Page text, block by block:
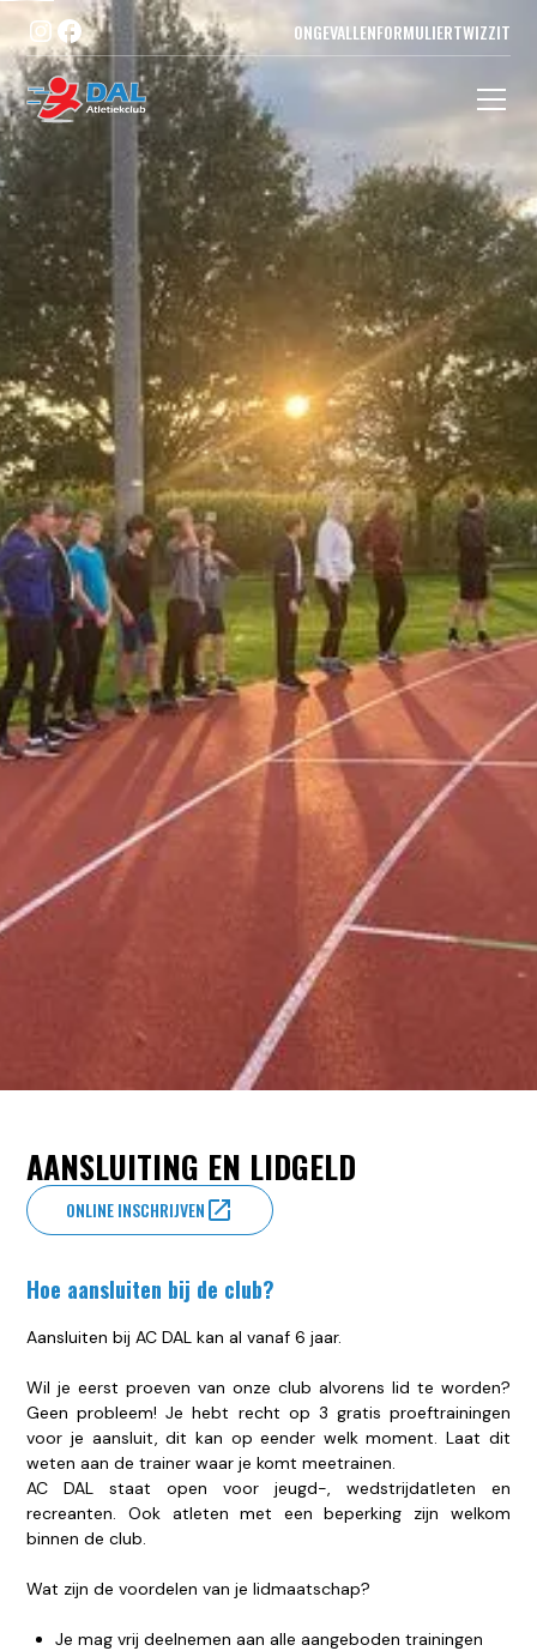
ONGEVALLENFORMULIERTWIZZIT
AANSLUITING EN LIDGELD
ONLINE INSCHRIJVEN
Hoe aansluiten bij de club?
Aansluiten bij AC DAL kan al vanaf 6 jaar.
Wil je eerst proeven van onze club alvorens lid te worden?
Geen probleem! Je hebt recht op 3 gratis proeftrainingen
voor je aansluit, dit kan op eender welk moment. Laat dit
weten aan de trainer waar je komt meetrainen.
AC DAL staat open voor jeugd-, wedstrijdatleten en
recreanten. Ook atleten met een beperking zijn welkom
binnen de club.
Wat zijn de voordelen van je lidmaatschap?
Je mag vrij deelnemen aan alle aangeboden trainingen